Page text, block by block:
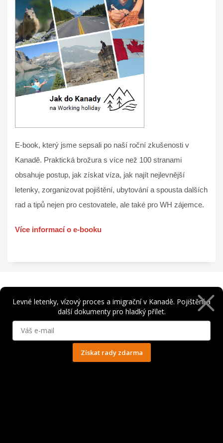
E-book, který jsme sepsali po naší roční zkušenosti v
Kanadě. Praktická brožura s více než 100 stranami
obsahuje postup, jak získat víza, jak najít nejlevnější
letenky, zorganizovat pojištění, ubytování a spousta dalších
rad a tipů nejen pro cestovatele, ale také pro WH zájemce.
Více informací o e-booku
komunitu Čechů s láskou ke Kanadě.
Levné letenky, vízový proces a imigrační v Kanadě. Pojištění a
další dokumenty pro hladký přílet.
Získat rady zdarma